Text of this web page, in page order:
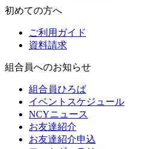
初めての方へ
ご利用ガイド
資料請求
組合員へのお知らせ
組合員ひろば
イベントスケジュール
NCYニュース
お友達紹介
お友達紹介申込